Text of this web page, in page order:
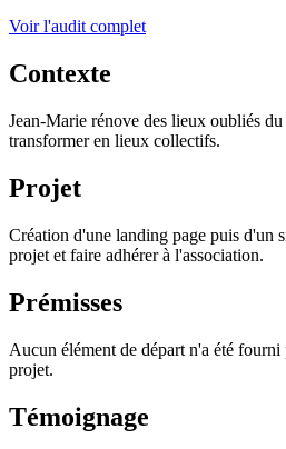
Voir l'audit complet
Contexte
Jean-Marie rénove des lieux oubliés
transformer en lieux collectifs.
Projet
Création d'une landing page puis d'un
projet et faire adhérer à l'association.
Prémisses
Aucun élément de départ n'a été
projet.
Témoignage